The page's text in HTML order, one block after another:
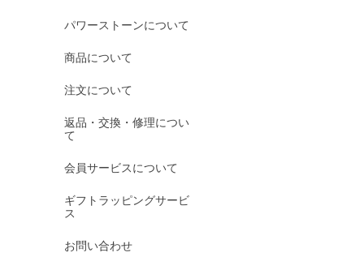
パワーストーンについて
商品について
注文について
返品・交換・修理につい
て
会員サービスについて
ギフトラッピングサービ
ス
お問い合わせ